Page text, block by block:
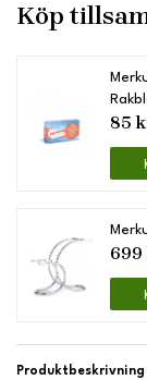
Köp
85
699
Produktbeskrivning